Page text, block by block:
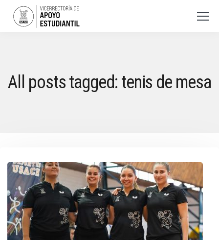
All posts tagged: tenis de mesa